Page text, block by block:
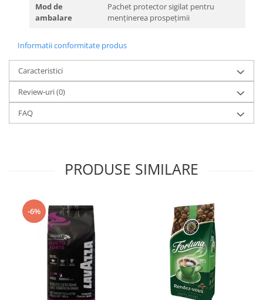
Mod de
ambalare
Pachet protector sigilat pentru
menținerea prospețimii
Informatii conformitate produs
Caracteristici
Review-uri(0)
FAQ
PRODUSE SIMILARE
-6%